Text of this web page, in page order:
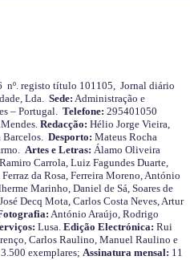
nº. registo título 101105, Jornal diário
Lda. Sede: Administração e
– Portugal. Telefone: 295401050
Redacção: Hélio Jorge Vieira,
Barcelos. Desporto: Mateus Rocha
Artes e Letras: Álamo Oliveira
Carrola, Luiz Fagundes Duarte,
da Rosa, Ferreira Moreno, António
Marinho, Daniel de Sá, Soares de
Decq Mota, Carlos Costa Neves, Artur
António Araújo, Rodrigo
Lusa. Edição Electrónica: Rui
Carlos Raulino, Manuel Raulino e
3.500 exemplares; Assinatura mensal: 11